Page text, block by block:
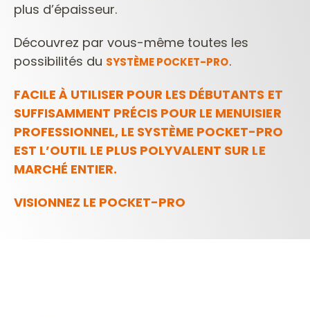
plus d’épaisseur.
Découvrez par vous-même toutes les
possibilités du SYSTÈME POCKET-PRO.
FACILE À UTILISER POUR LES DÉBUTANTS ET
SUFFISAMMENT PRÉCIS POUR LE MENUISIER
PROFESSIONNEL, LE SYSTÈME POCKET-PRO
EST L’OUTIL LE PLUS POLYVALENT SUR LE
MARCHÉ ENTIER.
VISIONNEZ LE POCKET-PRO